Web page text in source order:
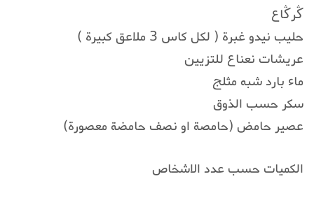
ڭرڭاع
حليب نيدو غبرة ( لكل كاس 3 ملاعق كبيرة )
عريشات نعناع للتزيين
ماء بارد شبه مثلج
سكر حسب الذوق
عصير حامض (حامصة او نصف حامضة معصورة)
الكميات حسب عدد الاشخاص